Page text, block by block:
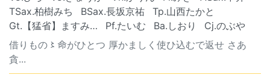
TSax.柏樹みち
BSax.長坂京祐
Tp.山西たかと
Gt.【猛省】ますみ…
Pf.たいむ Ba.しおり
Cj.のぶや
借りもの〻命がひとつ 厚かましく使ひ込むで返せ さあ
貪...